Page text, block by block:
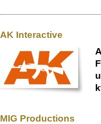
AK Interactive
MIG Productions